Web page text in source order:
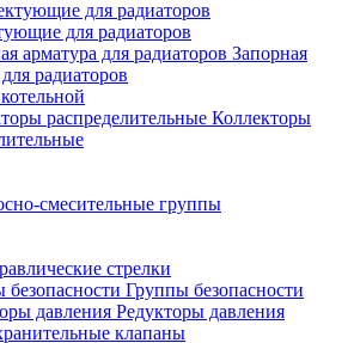
для радиаторов
Запорная
радиаторов
Коллекторы
смесительные группы
стрелки
Группы безопасности
Редукторы давления